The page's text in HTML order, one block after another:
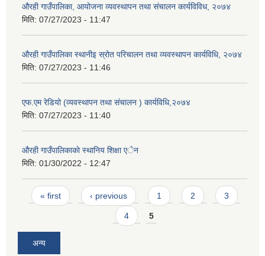
औरही गाउँपालिका, आयोजना व्यवस्थापन तथा संचालन कार्यविविध, २०७४
मिति: 07/27/2023 - 11:47
औरही गाउँपालिका स्थानीइ स्रोत परिचालन तथा व्यवस्थापन कार्यविधि, २०७४
मिति: 07/27/2023 - 11:46
एफ.एम रेडियो (व्यवस्थापन तथा संचालन ) कार्यविधि,२०७४
मिति: 07/27/2023 - 11:40
औरही गाउँपालिकाकाे स्थानिय शिक्षा एेन
मिति: 01/30/2022 - 12:47
Pages
« first ‹ previous 1 2 3
4 5
अन्य